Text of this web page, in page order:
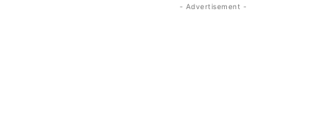
- Advertisement -